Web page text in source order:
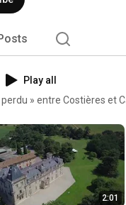
Play all
» entre Costières et
2:01